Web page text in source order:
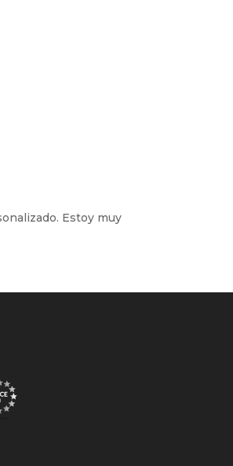
Estoy muy